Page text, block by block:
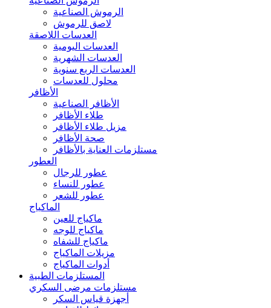
الرموش الصناعية
لاصق للرموش
العدسات اللاصقة
العدسات اليومية
العدسات الشهرية
العدسات الربع سنوية
محلول للعدسات
الأظافر
الأظافر الصناعية
طلاء الأظافر
مزيل طلاء الأظافر
صحة الأظافر
مستلزمات العناية بالأظافر
العطور
عطور للرجال
عطور للنساء
عطور للشعر
الماكياج
ماكياج للعين
ماكياج للوجه
ماكياج للشفاه
مزيلات الماكياج
أدوات الماكياج
المستلزمات الطبية
مستلزمات مرضى السكري
أجهزة قياس السكر